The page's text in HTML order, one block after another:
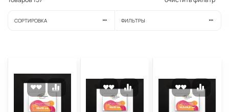
СОРТИРОВКА ФИЛЬТРЫ